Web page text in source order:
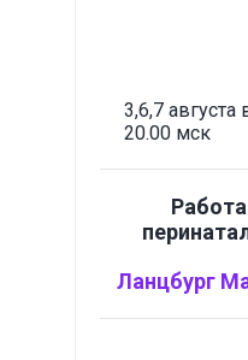
3,6,7 августа
20.00 мск
Ланцбург